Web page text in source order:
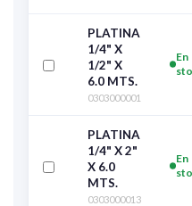
PLATINA
1/4" X
1/2" X
6.0 MTS.
0303000001
En
PLATINA
1/4" X 2"
X 6.0
MTS.
0303000013
En